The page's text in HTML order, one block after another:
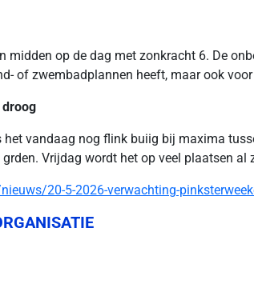
midden op de dag met zonkracht 6. De
of zwembadplannen heeft, maar ook
droog
vandaag nog flink buiig bij maxima
Vrijdag wordt het op veel plaatsen al
20-5-2026-verwachting-